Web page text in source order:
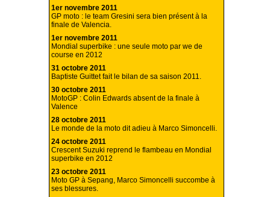
1er novembre 2011
GP moto : le team Gresini sera bien présent à la
finale de Valencia.
1er novembre 2011
Mondial superbike : une seule moto par we de
course en 2012
31 octobre 2011
Baptiste Guittet fait le bilan de sa saison 2011.
30 octobre 2011
MotoGP : Colin Edwards absent de la finale à
Valence
28 octobre 2011
Le monde de la moto dit adieu à Marco Simoncelli.
24 octobre 2011
Crescent Suzuki reprend le flambeau en Mondial
superbike en 2012
23 octobre 2011
Moto GP à Sepang, Marco Simoncelli succombe à
ses blessures.